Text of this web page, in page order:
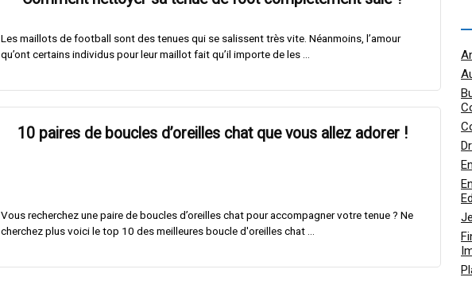
Les maillots de football sont des tenues qui se salissent très vite. Néanmoins, l’amour
qu’ont certains individus pour leur maillot fait qu’il importe de les ...
10 paires de boucles d’oreilles chat que vous allez adorer !
Vous recherchez une paire de boucles d’oreilles chat pour accompagner votre tenue ? Ne
cherchez plus voici le top 10 des meilleures boucle d'oreilles chat ...